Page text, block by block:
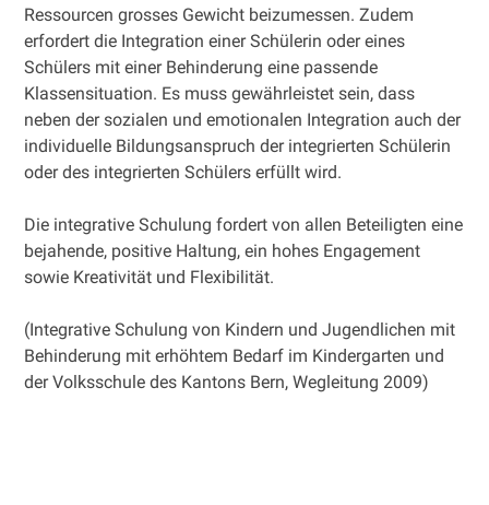
Ressourcen grosses Gewicht beizumessen. Zudem
erfordert die Integration einer Schülerin oder eines
Schülers mit einer Behinderung eine passende
Klassensituation. Es muss gewährleistet sein, dass
neben der sozialen und emotionalen Integration auch der
individuelle Bildungsanspruch der integrierten Schülerin
oder des integrierten Schülers erfüllt wird.
Die integrative Schulung fordert von allen Beteiligten eine
bejahende, positive Haltung, ein hohes Engagement
sowie Kreativität und Flexibilität.
(Integrative Schulung von Kindern und Jugendlichen mit
Behinderung mit erhöhtem Bedarf im Kindergarten und
der Volksschule des Kantons Bern, Wegleitung 2009)